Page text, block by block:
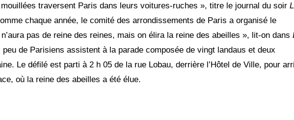
traversent Paris dans leurs voitures-ruches », titre le journal du soir
chaque année, le comité des arrondissements de Paris a organisé le
pas de reine des reines, mais on élira la reine des abeilles », lit-on dans
de Parisiens assistent à la parade composée de vingt landaus et deux
Le défilé est parti à 2 h 05 de la rue Lobau, derrière l’Hôtel de Ville, pour
où la reine des abeilles a été élue.